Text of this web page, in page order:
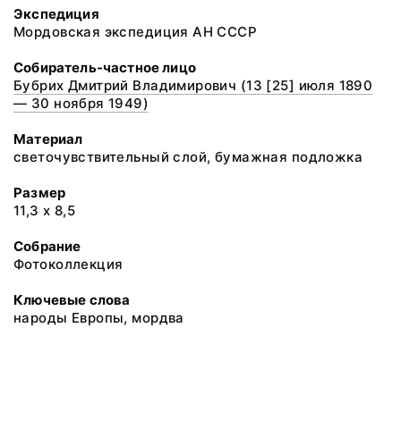
Экспедиция
Мордовская экспедиция АН СССР
Собиратель-частное лицо
Бубрих Дмитрий Владимирович (13 [25] июля 1890
— 30 ноября 1949)
Материал
светочувствительный слой, бумажная подложка
Размер
11,3 х 8,5
Собрание
Фотоколлекция
Ключевые слова
народы Европы, мордва